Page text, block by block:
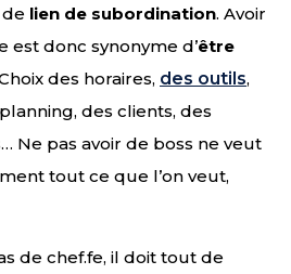
lien de subordination. Avoir
donc synonyme d’être
des horaires, des outils,
des clients, des
Ne pas avoir de boss ne veut
tout ce que l’on veut,
de chef.fe, il doit tout de